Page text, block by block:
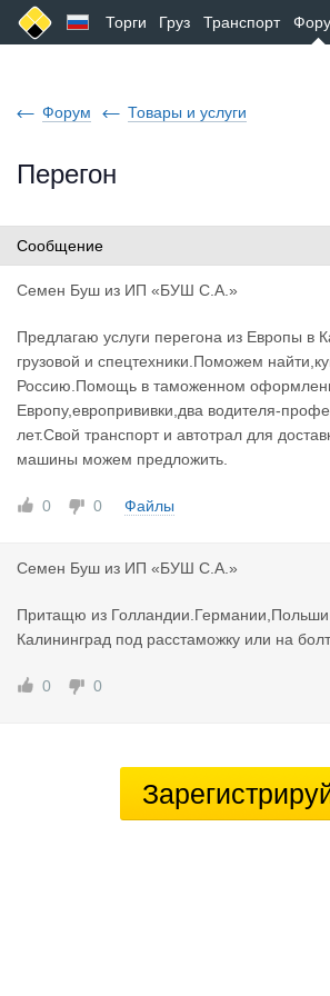
Торги Груз Транспорт
Форум Товары и услуги
Перегон
Сообщение
Семен Буш из ИП «БУШ С.А.»
Предлагаю услуги перегона из Европы в
грузовой и спецтехники.Поможем
Россию.Помощь в таможенном
Европу,европрививки,два водителя-
лет.Свой транспорт и автотрал для
машины можем предложить.
0 0 Файлы
Семен Буш из ИП «БУШ С.А.»
Притащю из
Калининград под расстаможку или на
0 0